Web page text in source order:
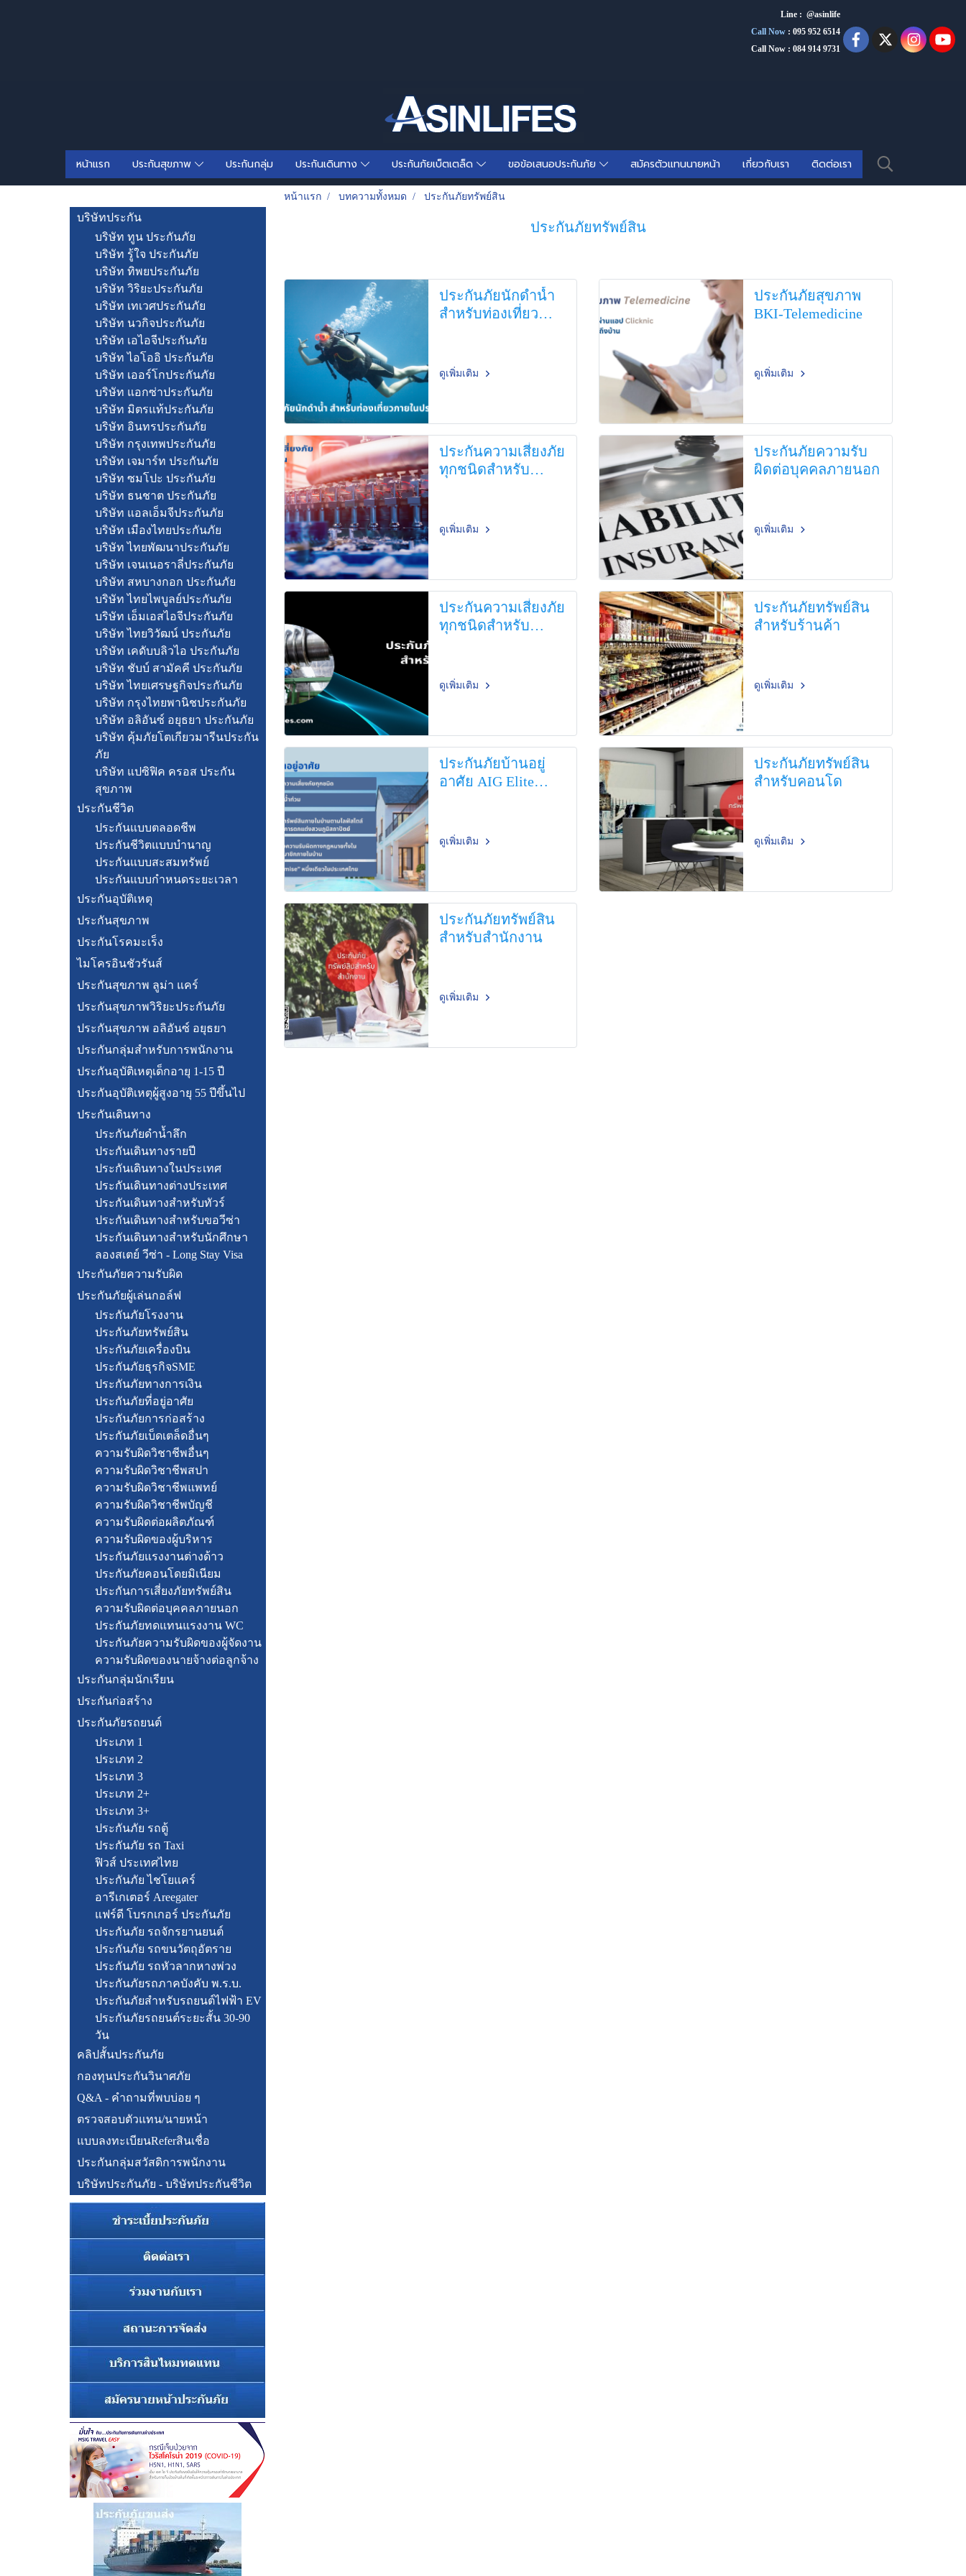
Line : @asinlife
Call Now : 095 952 6514
Call Now : 084 914 9731
หน้าแรก ประกันสุขภาพ ประกันกลุ่ม ประกันเดินทาง ประกันภัยเบ็ตเตล็ด ขอข้อเสนอประกันภัย สมัครตัวแทนนายหน้า เกี่ยวกับเรา ติดต่อเรา
หน้าแรก บทความทั้งหมด ประกันภัยทรัพย์สิน
ประกันภัยทรัพย์สิน
ประกันภัยนักดำน้ำ
สำหรับท่องเที่ยว
ดูเพิ่มเติม
ประกันภัยสุขภาพ
BKI-Telemedicine
ดูเพิ่มเติม
ประกันความเสี่ยงภัย
ทุกชนิดสำหรับ
ดูเพิ่มเติม
ประกันภัยความรับ
ผิดต่อบุคคลภายนอก
ดูเพิ่มเติม
ประกันความเสี่ยงภัย
ทุกชนิดสำหรับ
ดูเพิ่มเติม
ประกันภัยทรัพย์สิน
สำหรับร้านค้า
ดูเพิ่มเติม
ประกันภัยบ้านอยู่
อาศัย AIG Elite
ดูเพิ่มเติม
ประกันภัยทรัพย์สิน
สำหรับคอนโด
ดูเพิ่มเติม
ประกันภัยทรัพย์สิน
สำหรับสำนักงาน
ดูเพิ่มเติม
บริษัทประกัน
บริษัท ทูน ประกันภัย
บริษัท รู้ใจ ประกันภัย
บริษัท ทิพยประกันภัย
บริษัท วิริยะประกันภัย
บริษัท เทเวศประกันภัย
บริษัท นวกิจประกันภัย
บริษัท เอไอจีประกันภัย
บริษัท ไอโออิ ประกันภัย
บริษัท เออร์โกประกันภัย
บริษัท แอกซ่าประกันภัย
บริษัท มิตรแท้ประกันภัย
บริษัท อินทรประกันภัย
บริษัท กรุงเทพประกันภัย
บริษัท เจมาร์ท ประกันภัย
บริษัท ซมโปะ ประกันภัย
บริษัท ธนชาต ประกันภัย
บริษัท แอลเอ็มจีประกันภัย
บริษัท เมืองไทยประกันภัย
บริษัท ไทยพัฒนาประกันภัย
บริษัท เจนเนอราลี่ประกันภัย
บริษัท สหบางกอก ประกันภัย
บริษัท ไทยไพบูลย์ประกันภัย
บริษัท เอ็มเอสไอจีประกันภัย
บริษัท ไทยวิวัฒน์ ประกันภัย
บริษัท เคดับบลิวไอ ประกันภัย
บริษัท ชับบ์ สามัคคี ประกันภัย
บริษัท ไทยเศรษฐกิจประกันภัย
บริษัท กรุงไทยพานิชประกันภัย
บริษัท อลิอันซ์ อยุธยา ประกันภัย
บริษัท คุ้มภัยโตเกียวมารีนประกัน
ภัย
บริษัท แปซิฟิค ครอส ประกัน
สุขภาพ
ประกันชีวิต
ประกันแบบตลอดชีพ
ประกันชีวิตแบบบำนาญ
ประกันแบบสะสมทรัพย์
ประกันแบบกำหนดระยะเวลา
ประกันอุบัติเหตุ
ประกันสุขภาพ
ประกันโรคมะเร็ง
ไมโครอินชัวรันส์
ประกันสุขภาพ ลูม่า แคร์
ประกันสุขภาพวิริยะประกันภัย
ประกันสุขภาพ อลิอันซ์ อยุธยา
ประกันกลุ่มสำหรับการพนักงาน
ประกันอุบัติเหตุเด็กอายุ 1-15 ปี
ประกันอุบัติเหตุผู้สูงอายุ 55 ปีขึ้นไป
ประกันเดินทาง
ประกันภัยดำน้ำลึก
ประกันเดินทางรายปี
ประกันเดินทางในประเทศ
ประกันเดินทางต่างประเทศ
ประกันเดินทางสำหรับทัวร์
ประกันเดินทางสำหรับขอวีซ่า
ประกันเดินทางสำหรับนักศึกษา
ลองสเตย์ วีซ่า - Long Stay Visa
ประกันภัยความรับผิด
ประกันภัยผู้เล่นกอล์ฟ
ประกันภัยโรงงาน
ประกันภัยทรัพย์สิน
ประกันภัยเครื่องบิน
ประกันภัยธุรกิจSME
ประกันภัยทางการเงิน
ประกันภัยที่อยู่อาศัย
ประกันภัยการก่อสร้าง
ประกันภัยเบ็ดเตล็ดอื่นๆ
ความรับผิดวิชาชีพอื่นๆ
ความรับผิดวิชาชีพสปา
ความรับผิดวิชาชีพแพทย์
ความรับผิดวิชาชีพบัญชี
ความรับผิดต่อผลิตภัณฑ์
ความรับผิดของผู้บริหาร
ประกันภัยแรงงานต่างด้าว
ประกันภัยคอนโดยมิเนียม
ประกันการเสี่ยงภัยทรัพย์สิน
ความรับผิดต่อบุคคลภายนอก
ประกันภัยทดแทนแรงงาน WC
ประกันภัยความรับผิดของผู้จัดงาน
ความรับผิดของนายจ้างต่อลูกจ้าง
ประกันกลุ่มนักเรียน
ประกันก่อสร้าง
ประกันภัยรถยนต์
ประเภท 1
ประเภท 2
ประเภท 3
ประเภท 2+
ประเภท 3+
ประกันภัย รถตู้
ประกันภัย รถ Taxi
ฟิวส์ ประเทศไทย
ประกันภัย ไชโยแคร์
อารีเกเตอร์ Areegater
แฟร์ดี โบรกเกอร์ ประกันภัย
ประกันภัย รถจักรยานยนต์
ประกันภัย รถขนวัตถุอัตราย
ประกันภัย รถหัวลากหางพ่วง
ประกันภัยรถภาคบังคับ พ.ร.บ.
ประกันภัยสำหรับรถยนต์ไฟฟ้า EV
ประกันภัยรถยนต์ระยะสั้น 30-90
วัน
คลิปสั้นประกันภัย
กองทุนประกันวินาศภัย
Q&A - คำถามที่พบบ่อย ๆ
ตรวจสอบตัวแทน/นายหน้า
แบบลงทะเบียนReferสินเชื่อ
ประกันกลุ่มสวัสดิการพนักงาน
บริษัทประกันภัย - บริษัทประกันชีวิต